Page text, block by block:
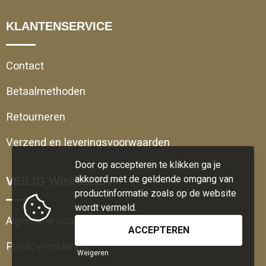
KLANTENSERVICE
Contact
Betaalmethoden
Retourneren
Verzend en leveringsvoorwaarden
VEILIG WINKELEN
Algemene voorwaarden
Privacyverklaring
Door op accepteren te klikken ga je
akkoord met de geldende omgang van
productinformatie zoals op de website
wordt vermeld.
Weigeren